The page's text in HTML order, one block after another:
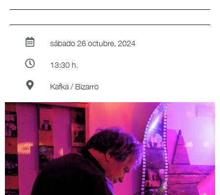
sábado 26 octubre, 2024
13:30 h.
Kafka / Bizarro